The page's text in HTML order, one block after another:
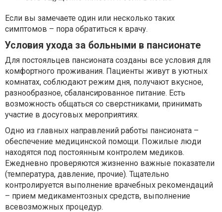
Если вы замечаете один или несколько таких
симптомов – пора обратиться к врачу.
Условия ухода за больными в пансионате
Для постояльцев пансионата созданы все условия для
комфортного проживания. Пациенты живут в уютных
комнатах, соблюдают режим дня, получают вкусное,
разнообразное, сбалансированное питание. Есть
возможность общаться со сверстниками, принимать
участие в досуговых мероприятиях.
Одно из главных направлений работы пансионата –
обеспечение медицинской помощи. Пожилые люди
находятся под постоянным контролем медиков.
Ежедневно проверяются жизненно важные показатели
(температура, давление, прочие). Тщательно
контролируется выполнение врачебных рекомендаций
– прием медикаментозных средств, выполнение
всевозможных процедур.